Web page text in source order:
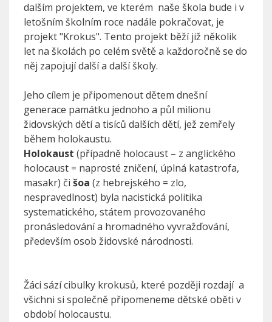
dalším projektem, ve kterém naše škola bude i v
letošním školním roce nadále pokračovat, je
projekt "Krokus". Tento projekt běží již několik
let na školách po celém světě a každoročně se do
něj zapojují další a další školy.
Jeho cílem je připomenout dětem dnešní
generace památku jednoho a půl milionu
židovských dětí a tisíců dalších dětí, jež zemřely
během holokaustu.
Holokaust (případně holocaust – z anglického
holocaust = naprosté zničení, úplná katastrofa,
masakr) či šoa (z hebrejského = zlo,
nespravedlnost) byla nacistická politika
systematického, státem provozovaného
pronásledování a hromadného vyvražďování,
především osob židovské národnosti.
Žáci sází cibulky krokusů, které později rozdají a
všichni si společně připomeneme dětské oběti v
období holocaustu.